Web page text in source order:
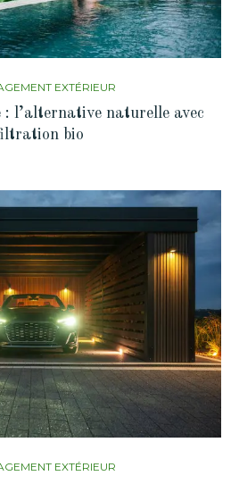
EXTÉRIEUR
: l’alternative naturelle avec
bio
EXTÉRIEUR